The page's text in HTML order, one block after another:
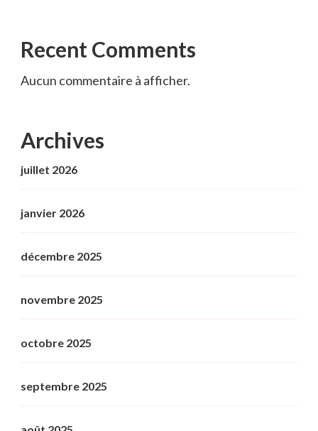
Recent Comments
Aucun commentaire à afficher.
Archives
juillet 2026
janvier 2026
décembre 2025
novembre 2025
octobre 2025
septembre 2025